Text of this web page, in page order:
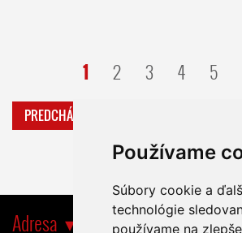
Používame
Súbory cookie a
technológie
používame na
PREDCHÁDZAJÚCA
1 2 3 4 5
Adresa